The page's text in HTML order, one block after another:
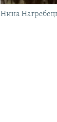
Нина